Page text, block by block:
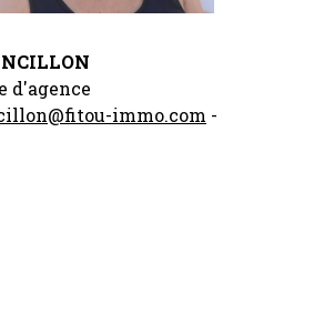
d'agence
immo.com -